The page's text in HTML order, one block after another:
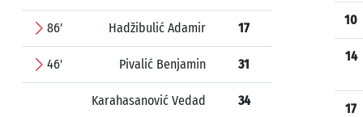
86' Hadžibulić Adamir 17
46' Pivalić Benjamin 31
Karahasanović Vedad 34
10
14
17